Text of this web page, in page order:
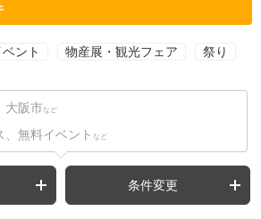
ント 物産展・観光フェア 祭り
大阪市 など
、無料イベント など
条件変更